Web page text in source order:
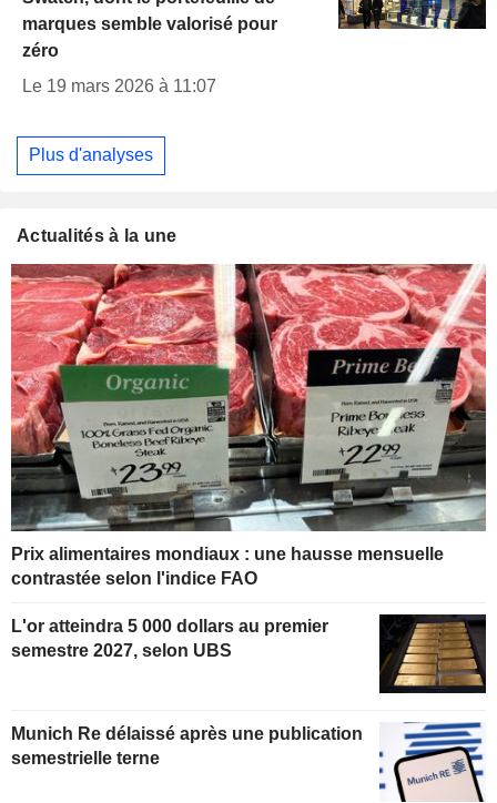
marques semble valorisé pour
zéro
Le 19 mars 2026 à 11:07
Plus d'analyses
Actualités à la une
Prix alimentaires mondiaux : une hausse mensuelle
contrastée selon l'indice FAO
L'or atteindra 5 000 dollars au premier
semestre 2027, selon UBS
Munich Re délaissé après une publication
semestrielle terne